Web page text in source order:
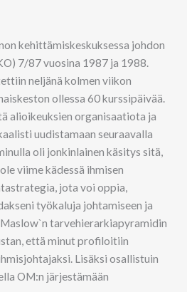
kehittämiskeskuksessa johdon
7/87 vuosina 1987 ja 1988.
neljänä kolmen viikon
ollessa 60 kurssipäivää.
alioikeuksien organisaatiota ja
uudistamaan seuraavalla
oli jonkinlainen käsitys sitä,
viime kädessä ihmisen
jota voi oppia,
työkaluja johtamiseen ja
tarvehierarkiapyramidin
että minut profiloitiin
Lisäksi osallistuin
OM:n järjestämään